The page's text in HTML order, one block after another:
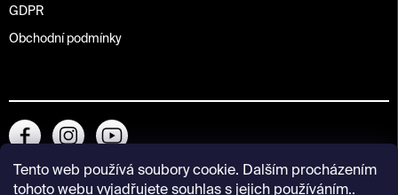
Tento web používá soubory cookie. Dalším procházením
tohoto webu vyjadřujete souhlas s jejich používáním..
GDPR
Obchodní podmínky